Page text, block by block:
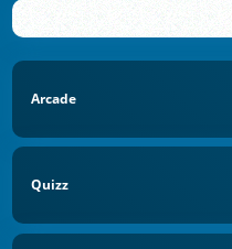
Arcade
Quizz